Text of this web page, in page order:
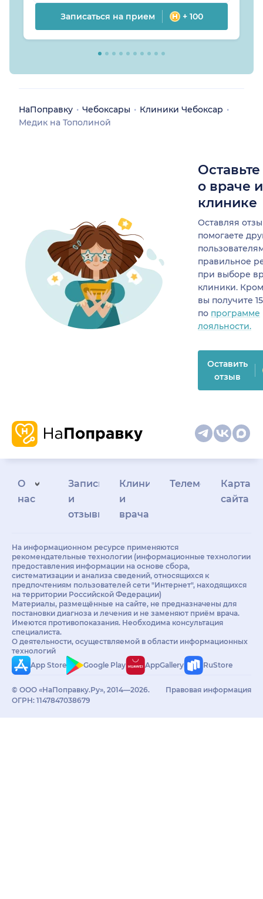
Записаться на прием + 100
НаПоправку Чебоксары
Клиники Чебоксар
Медик на Тополиной
о враче
клинике
Оставляя
помогаете
правильное
при выборе
клиники.
вы получите
по программе
лояльности.
Оставить
отзыв
О
нас
Запись
и
отзывы
Клиникам
и
врачам
Телемедицина
Карта
сайта
На информационном ресурсе применяются
рекомендательные технологии (информационные технологии
предоставления информации на основе сбора,
систематизации и анализа сведений, относящихся к
предпочтениям пользователей сети "Интернет", находящихся
на территории Российской Федерации)
Материалы, размещённые на сайте, не предназначены для
постановки диагноза и лечения и не заменяют приём врача.
Имеются противопоказания. Необходима консультация
специалиста.
О деятельности, осуществляемой в области информационных
технологий
App Store
Google Play AppGallery RuStore
© ООО «НаПоправку.Ру», 2014—2026.
ОГРН: 1147847038679
Правовая информация